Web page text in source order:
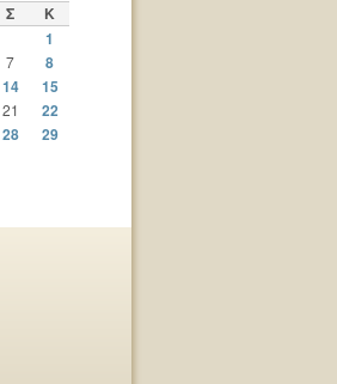
Σ
Κ
1
7 8
14 15
21 22
28 29